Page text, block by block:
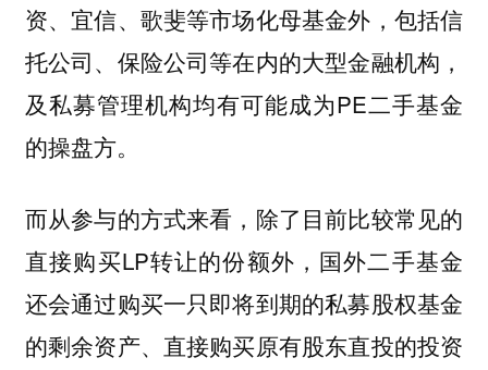
资、宜信、歌斐等市场化母基金外，包括信
托公司、保险公司等在内的大型金融机构，
及私募管理机构均有可能成为PE二手基金
的操盘方。
而从参与的方式来看，除了目前比较常见的
直接购买LP转让的份额外，国外二手基金
还会通过购买一只即将到期的私募股权基金
的剩余资产、直接购买原有股东直投的投资